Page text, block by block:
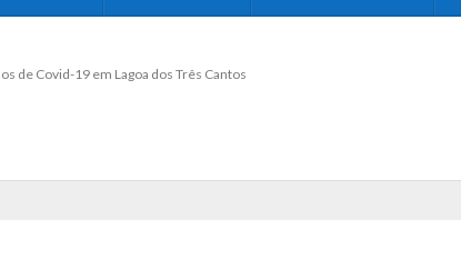
de Covid-19 em Lagoa dos Três Cantos